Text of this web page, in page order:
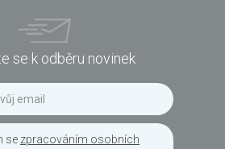
se k odběru novinek
se zpracováním osobních